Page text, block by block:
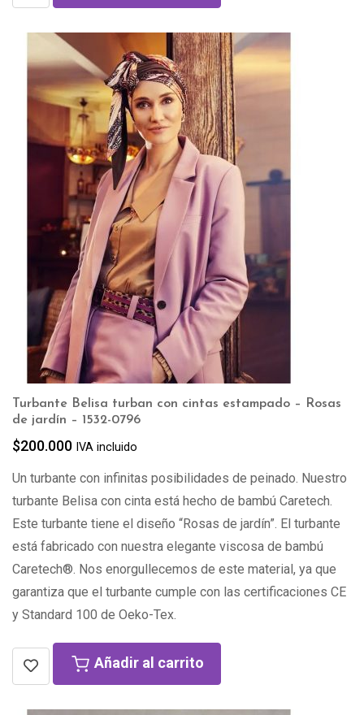
Turbante Belisa turban con cintas estampado – Rosas
de jardín – 1532-0796
$200.000 IVA incluido
Un turbante con infinitas posibilidades de peinado. Nuestro
turbante Belisa con cinta está hecho de bambú Caretech.
Este turbante tiene el diseño “Rosas de jardín”. El turbante
está fabricado con nuestra elegante viscosa de bambú
Caretech®. Nos enorgullecemos de este material, ya que
garantiza que el turbante cumple con las certificaciones CE
y Standard 100 de Oeko-Tex.
Añadir al carrito